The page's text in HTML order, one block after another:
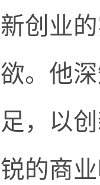
新创业
欲。他
足，以
锐的商